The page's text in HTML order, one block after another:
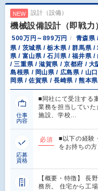
NEW 設計（設備）
機械設備設計（即戦力
500万円～899万円
青森県
県 / 茨城県 / 栃木県 / 群馬県
県 / 富山県 / 石川県 / 福井県
/ 三重県 / 滋賀県 / 京都府 /
島根県 / 岡山県 / 広島県 / 山
岡県 / 佐賀県 / 長崎県 / 熊本
仕事
内容
■同社にて受注する
業務を担当してい
施設、学校…
応募
資格
必須
■以下の経験
をお持ちの
【概要・特徴】 長
務所。 住宅から工